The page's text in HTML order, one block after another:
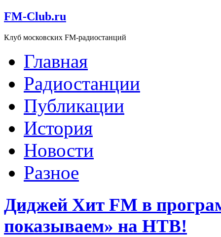
FM-Club.ru
Клуб московских FM-радиостанций
Главная
Радиостанции
Публикации
История
Новости
Разное
Диджей Хит FM в
показываем» на НТВ!